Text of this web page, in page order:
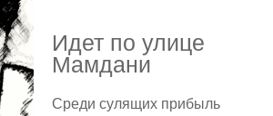
Идет по улице
Мамдани
Среди сулящих прибыль